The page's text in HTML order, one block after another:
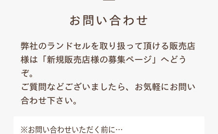
お問い合わせ
弊社のランドセルを取り扱って頂ける販売店
様は「新規販売店様の募集ページ」へどう
ぞ。
ご質問などございましたら、お気軽にお問い
合わせ下さい。
※お問い合わせいただく前に…